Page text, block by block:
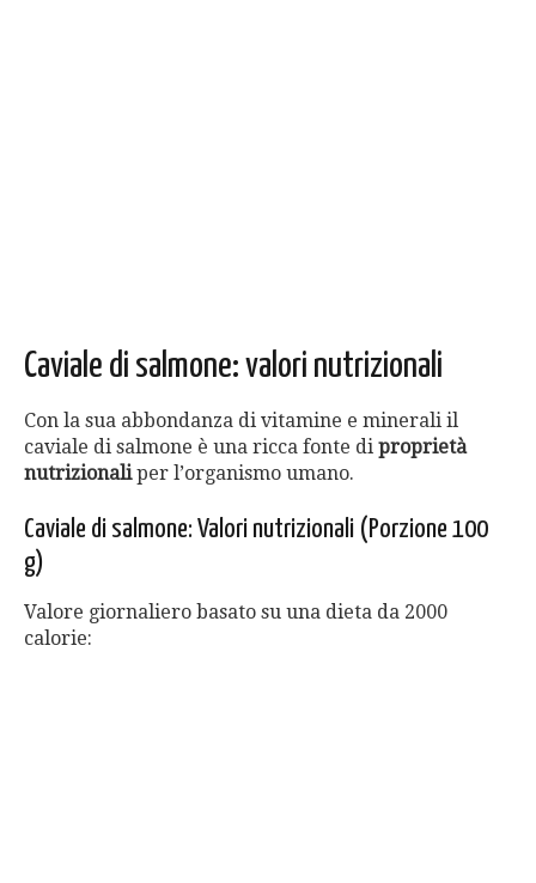
Caviale di salmone: valori nutrizionali
Con la sua abbondanza di vitamine e minerali il
caviale di salmone è una ricca fonte di proprietà
nutrizionaliper l’organismo umano.
Caviale di salmone: Valori nutrizionali (Porzione 100
g)
Valore giornaliero basato su una dieta da 2000
calorie: